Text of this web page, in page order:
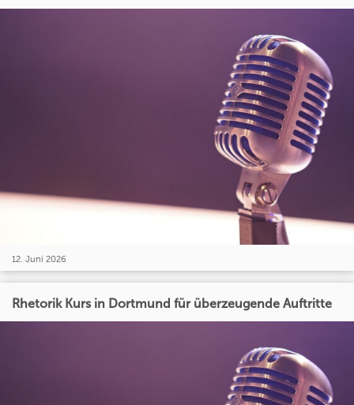
12. Juni 2026
Rhetorik Kurs in Dortmund für überzeugende Auftritte